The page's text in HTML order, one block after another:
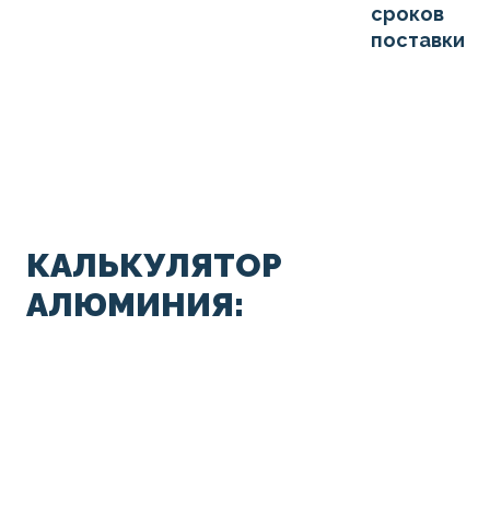
сроков
поставки
КАЛЬКУЛЯТОР
АЛЮМИНИЯ: